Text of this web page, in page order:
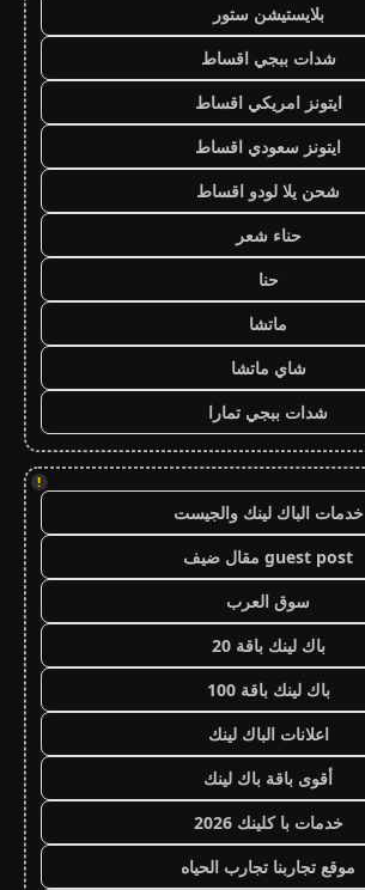
بلايستيشن ستور
شدات ببجي اقساط
ايتونز امريكي اقساط
ايتونز سعودي اقساط
شحن يلا لودو اقساط
حناء شعر
حنا
ماتشا
شاي ماتشا
شدات ببجي تمارا
!
خدمات الباك لينك والجيست
guest post مقال ضيف
سوق العرب
باك لينك باقة 20
باك لينك باقة 100
اعلانات الباك لينك
أقوى باقة باك لينك
خدمات با كلينك 2026
موقع تجاربنا تجارب الحياه